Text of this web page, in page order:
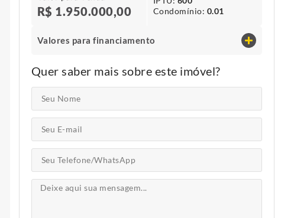
R$ 1.950.000,00
Condomínio​: 0.01
Valores para financiamento
Quer saber mais sobre este imóvel?